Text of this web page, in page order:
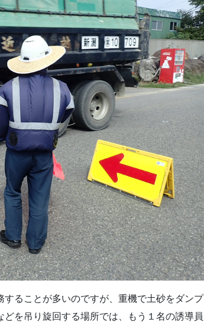
ることが多いのですが、重機で土砂をダンプ
を吊り旋回する場所では、もう１名の誘導員